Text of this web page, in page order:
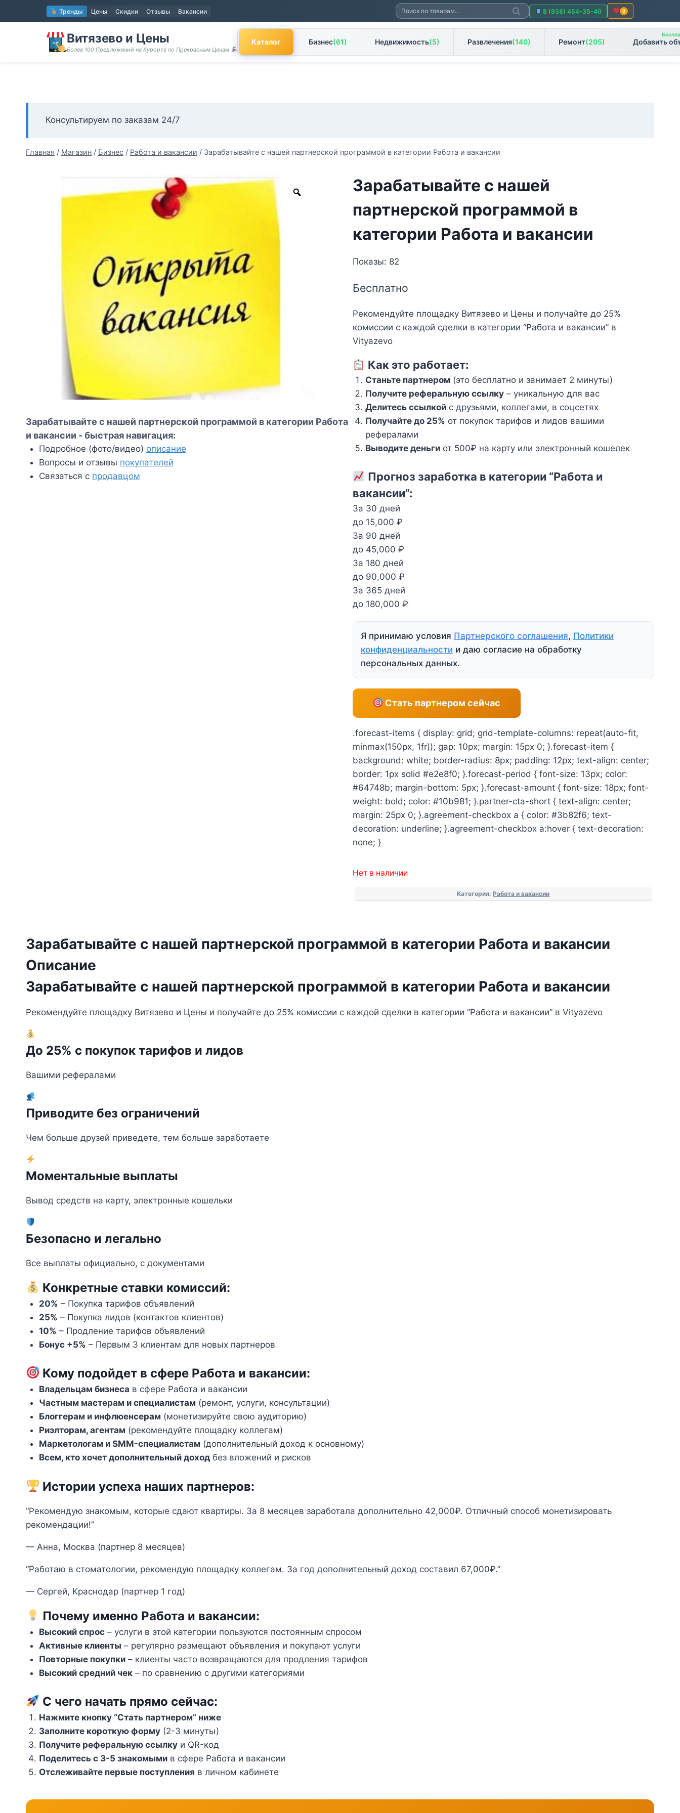
к
содержимому
Тренды Цены Скидки Отзывы Вакансии Искать:
Поиск
8 (938) 454-35-40 0
Витязево и Цены
Более 100 Предложений на Курорте по Прекрасным Ценам
Каталог Бизнес(61) Недвижимость(5) Развлечения(140) Ремонт(205) Добавить
Консультируем по заказам 24/7
Главная / Магазин / Бизнес / Работа и вакансии / Зарабатывайте с нашей партнерской программой в категории Работа и вакансии
Зарабатывайте с нашей
партнерской программой в
категории Работа и вакансии
Показы: 82
Бесплатно
Рекомендуйте площадку Витязево и Цены и получайте до 25%
комиссии с каждой сделки в категории “Работа и вакансии” в
Vityazevo
Как это работает:
Станьте партнером (это бесплатно и занимает 2 минуты)
Получите реферальную ссылку – уникальную для вас
Делитесь ссылкой с друзьями, коллегами, в соцсетях
Получайте до 25% от покупок тарифов и лидов вашими
рефералами
Выводите деньги от 500₽ на карту или электронный кошелек
Прогноз заработка в категории “Работа и
вакансии”:
За 30 дней
до 15,000 ₽
За 90 дней
до 45,000 ₽
За 180 дней
до 90,000 ₽
За 365 дней
до 180,000 ₽
Я принимаю условия Партнерского соглашения, Политики
конфиденциальности и даю согласие на обработку
персональных данных.
Стать партнером сейчас
.forecast-items { display: grid; grid-template-columns: repeat(auto-fit,
minmax(150px, 1fr)); gap: 10px; margin: 15px 0; }.forecast-item {
background: white; border-radius: 8px; padding: 12px; text-align: center;
border: 1px solid #e2e8f0; }.forecast-period { font-size: 13px; color:
#64748b; margin-bottom: 5px; }.forecast-amount { font-size: 18px; font-
weight: bold; color: #10b981; }.partner-cta-short { text-align: center;
margin: 25px 0; }.agreement-checkbox a { color: #3b82f6; text-
decoration: underline; }.agreement-checkbox a:hover { text-decoration:
none; }
Нет в наличии
Категория:Работа и вакансии
Зарабатывайте с нашей партнерской программой в категории Работа
и вакансии - быстрая навигация:
Подробное (фото/видео) описание
Вопросы и отзывы покупателей
Связаться с продавцом
Зарабатывайте с нашей партнерской программой в категории Работа и вакансии
Описание
Зарабатывайте с нашей партнерской программой в категории Работа и вакансии
Рекомендуйте площадку Витязево и Цены и получайте до 25% комиссии с каждой сделки в категории “Работа и вакансии” в Vityazevo
До 25% с покупок тарифов и лидов
Вашими рефералами
Приводите без ограничений
Чем больше друзей приведете, тем больше заработаете
Моментальные выплаты
Вывод средств на карту, электронные кошельки
Безопасно и легально
Все выплаты официально, с документами
Конкретные ставки комиссий:
20% – Покупка тарифов объявлений
25% – Покупка лидов (контактов клиентов)
10% – Продление тарифов объявлений
Бонус +5% – Первым 3 клиентам для новых партнеров
Кому подойдет в сфере Работа и вакансии:
Владельцам бизнеса в сфере Работа и вакансии
Частным мастерам и специалистам (ремонт, услуги, консультации)
Блоггерам и инфлюенсерам (монетизируйте свою аудиторию)
Риэлторам, агентам (рекомендуйте площадку коллегам)
Маркетологам и SMM-специалистам (дополнительный доход к основному)
Всем, кто хочет дополнительный доходбез вложений и рисков
Истории успеха наших партнеров:
“Рекомендую знакомым, которые сдают квартиры. За 8 месяцев заработала дополнительно 42,000₽. Отличный способ монетизировать
рекомендации!”
— Анна, Москва (партнер 8 месяцев)
“Работаю в стоматологии, рекомендую площадку коллегам. За год дополнительный доход составил 67,000₽.”
— Сергей, Краснодар (партнер 1 год)
Почему именно Работа и вакансии:
Высокий спрос– услуги в этой категории пользуются постоянным спросом
Активные клиенты – регулярно размещают объявления и покупают услуги
Повторные покупки– клиенты часто возвращаются для продления тарифов
Высокий средний чек– по сравнению с другими категориями
С чего начать прямо сейчас:
Нажмите кнопку “Стать партнером” ниже
Заполните короткую форму(2-3 минуты)
Получите реферальную ссылкуи QR-код
Поделитесь с 3-5 знакомымив сфере Работа и вакансии
Отслеживайте первые поступления в личном кабинете